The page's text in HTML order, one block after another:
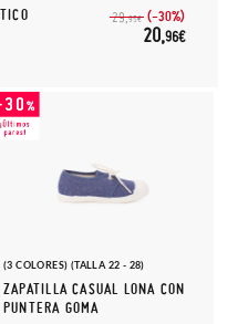
29,95€ (-30%)
20,96€
(3 COLORES) (TALLA 22 - 28)
ZAPATILLA CASUAL LONA CON
PUNTERA GOMA